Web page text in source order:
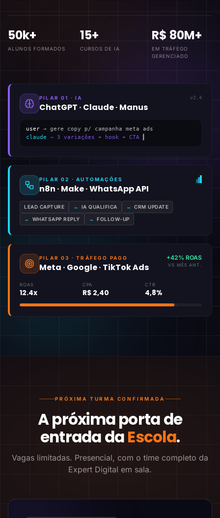
50k+
ALUNOS FORMADOS
15+
CURSOS DE IA
R$ 80M+
EM TRÁFEGO
GERENCIADO
PILAR 01 · IA
ChatGPT · Claude · Manus
v2.4
user → gere copy p/ campanha meta ads
claude → 3 variações + hook + CTA
PILAR 02 · AUTOMAÇÕES
n8n · Make · WhatsApp API
LEAD CAPTURE → IA QUALIFICA → CRM UPDATE
→ WHATSAPP REPLY → FOLLOW-UP
PILAR 03 · TRÁFEGO PAGO
Meta · Google · TikTok Ads
+42% ROAS
VS MÊS ANT.
ROAS
12.4x
CPA
R$ 2,40
CTR
4,8%
PRÓXIMA TURMA CONFIRMADA
A próxima porta de
entrada daEscola.
Vagas limitadas. Presencial, com o time completo da
Expert Digital em sala.